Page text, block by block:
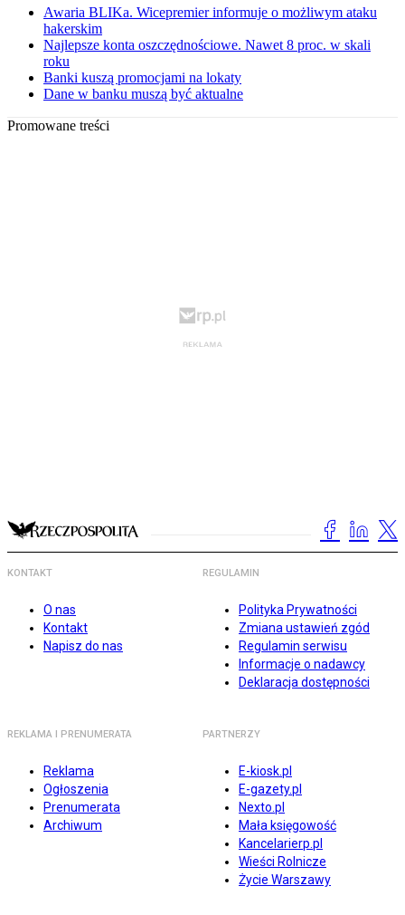
Awaria BLIKa. Wicepremier informuje o możliwym ataku
hakerskim
Najlepsze konta oszczędnościowe. Nawet 8 proc. w skali
roku
Banki kuszą promocjami na lokaty
Dane w banku muszą być aktualne
Promowane treści
KONTAKT
O nas
Kontakt
Napisz do nas
REGULAMIN
Polityka Prywatności
Zmiana ustawień zgód
Regulamin serwisu
Informacje o nadawcy
Deklaracja dostępności
REKLAMA I PRENUMERATA
Reklama
Ogłoszenia
Prenumerata
Archiwum
PARTNERZY
E-kiosk.pl
E-gazety.pl
Nexto.pl
Mała księgowość
Kancelarierp.pl
Wieści Rolnicze
Życie Warszawy